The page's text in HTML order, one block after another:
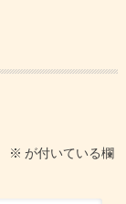
※ が付いている欄